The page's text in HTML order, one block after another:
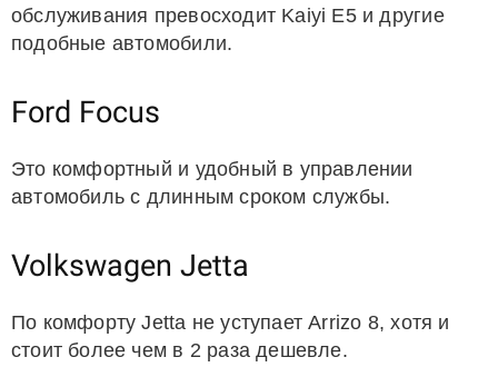
обслуживания превосходит Kaiyi E5 и другие
подобные автомобили.
Ford Focus
Это комфортный и удобный в управлении
автомобиль с длинным сроком службы.
Volkswagen Jetta
По комфорту Jetta не уступает Arrizo 8, хотя и
стоит более чем в 2 раза дешевле.